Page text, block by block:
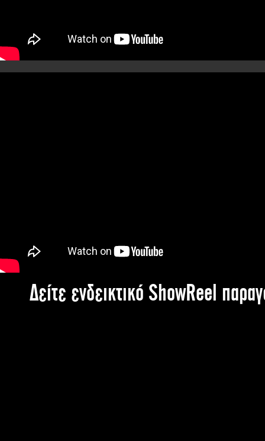
Δείτε ενδεικτικό ShowReel